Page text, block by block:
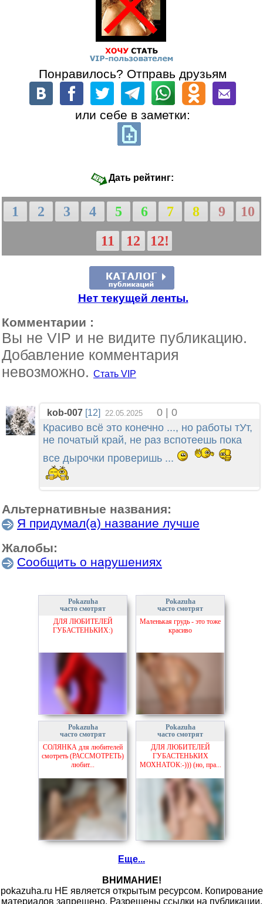
Понравилось? Отправь друзьям
или себе в заметки:
Дать рейтинг:
1 2 3 4 5 6 7 8 9
10
11
12 12!
Нет текущей ленты.
Комментарии :
Вы не VIP и не видите публикацию.
Добавление комментария
невозможно. Стать VIP
kob-007 [12] 22.05.2025
0 | 0
Красиво всё это конечно ..., но работы тУт,
не початый край, не раз вспотеешь пока
все дырочки проверишь ...
Альтернативные названия:
Я придумал(а) название лучше
Жалобы:
Сообщить о нарушениях
Pokazuha
часто смотрят
ДЛЯ ЛЮБИТЕЛЕЙ
ГУБАСТЕНЬКИХ:)
Pokazuha
часто смотрят
Маленькая грудь - это тоже
красиво
Pokazuha
часто смотрят
СОЛЯНКА для любителей
смотреть (РАССМОТРЕТЬ)
любит...
Pokazuha
часто смотрят
ДЛЯ ЛЮБИТЕЛЕЙ
ГУБАСТЕНЬКИХ
МОХНАТОК:-))) (но, пра...
Еще...
ВНИМАНИЕ!
pokazuha.ru НЕ является открытым ресурсом. Копирование
материалов запрещено. Разрешены ссылки на публикации.